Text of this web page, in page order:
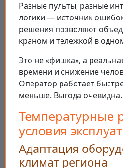
Разные пульты, разные
логики — источник
решения позволяют
краном и тележкой в
Это не «фишка», а
времени и снижение
Оператор работает
меньше. Выгода очевидна.
Температурные
условия
Адаптация
климат региона